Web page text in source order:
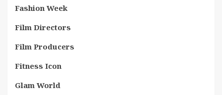
Fashion Week
Film Directors
Film Producers
Fitness Icon
Glam World